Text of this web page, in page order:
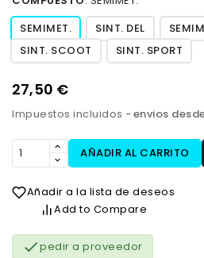
SEMIMET.
SINT. DEL
SINT. SCOOT
SINT. SPORT
27,50 €
Impuestos incluidos envios
AÑADIR AL CARRITO
Añadir a la lista de deseos
Add to Compare
pedir a proveedor